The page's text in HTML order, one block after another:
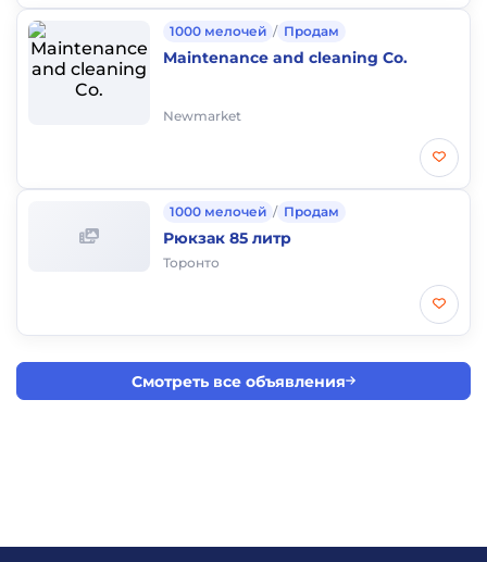
1000 мелочей / Продам
Maintenance and cleaning Co.
Newmarket
1000 мелочей / Продам
Рюкзак 85 литр
Торонто
Смотреть все объявления